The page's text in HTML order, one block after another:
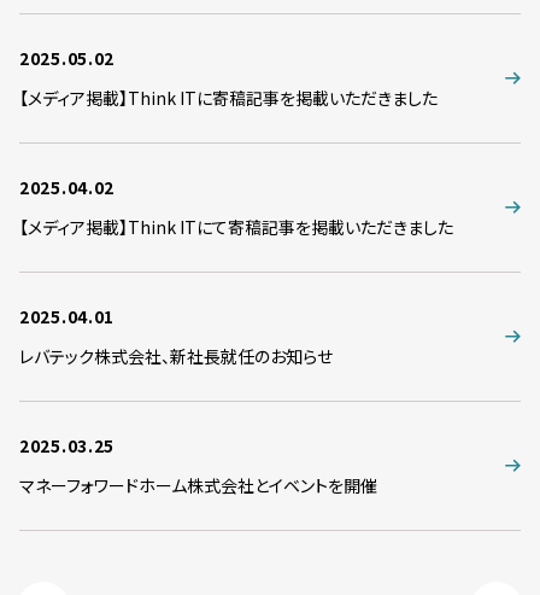
2025.05.02
【メディア掲載】Think ITに寄稿記事を掲載いただきました
2025.04.02
【メディア掲載】Think ITにて寄稿記事を掲載いただきました
2025.04.01
レバテック株式会社、新社長就任のお知らせ
2025.03.25
マネーフォワードホーム株式会社とイベントを開催